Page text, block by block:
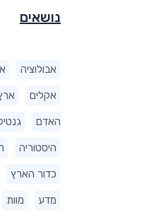
נושאים
אבולוציה
אקלים
האדם
היסטוריה
כדור הארץ
מדע מוות